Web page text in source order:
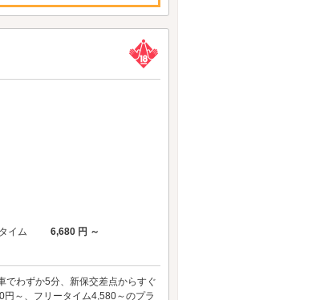
イム
6,680 円 ～
でわずか5分、新保交差点からすぐ
～、フリータイム4,580～のプラ